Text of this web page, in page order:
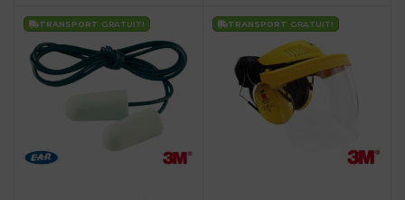
TRANSPORT GRATUIT! TRANSPORT GRATUIT!